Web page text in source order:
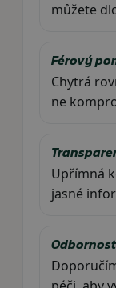
můžete
Férový
Chytrá
ne
Upřímná
jasné